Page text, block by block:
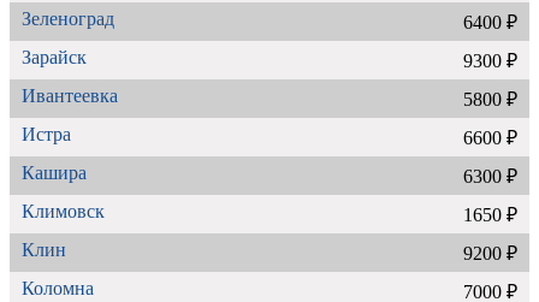
Зеленоград
6400 ₽
Зарайск
9300 ₽
Ивантеевка
5800 ₽
Истра
6600 ₽
Кашира
6300 ₽
Климовск
1650 ₽
Клин
9200 ₽
Коломна
7000 ₽